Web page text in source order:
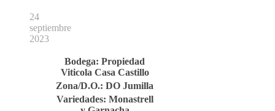
24
septiembre
2023
Bodega: Propiedad
Viticola Casa Castillo
Zona/D.O.: DO Jumilla
Variedades: Monastrell